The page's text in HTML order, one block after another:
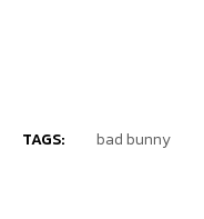
TAGS: bad bunny